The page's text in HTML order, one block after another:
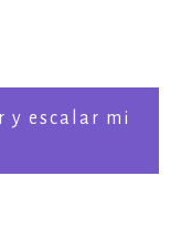
y escalar mi